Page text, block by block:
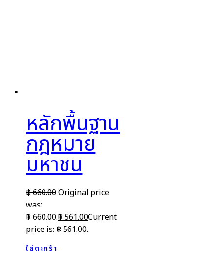
หลักพื้นฐาน
กฎหมาย
มหาชน
฿660.00Original price
was:
฿ 660.00.฿561.00Current
price is: ฿ 561.00.
ใส่ตะกร้า